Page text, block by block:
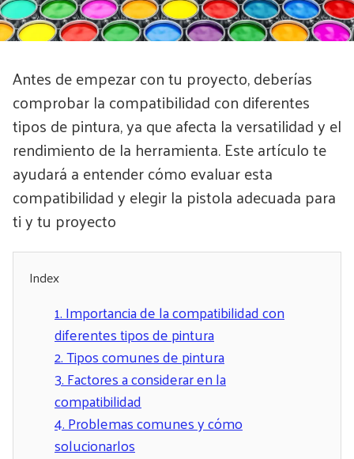
Antes de empezar con tu proyecto, deberías
comprobar la compatibilidad con diferentes
tipos de pintura, ya que afecta la versatilidad y el
rendimiento de la herramienta. Este artículo te
ayudará a entender cómo evaluar esta
compatibilidad y elegir la pistola adecuada para
ti y tu proyecto
Index
1.Importancia de la compatibilidad con
diferentes tipos de pintura
2.Tipos comunes de pintura
3.Factores a considerar en la
compatibilidad
4.Problemas comunes y cómo
solucionarlos